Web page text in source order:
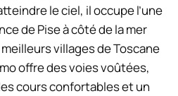
le ciel, il occupe l’une
de Pise à côté de la mer
villages de Toscane
offre des voies voûtées,
cours confortables et un